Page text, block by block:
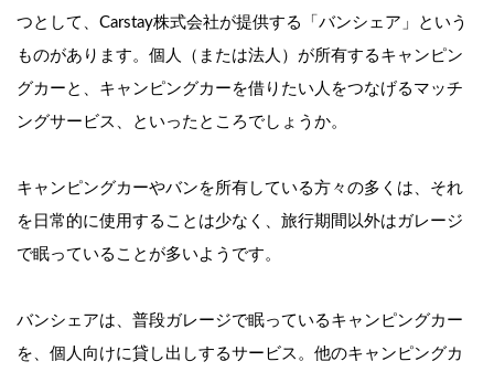
つとして、Carstay株式会社が提供する「バンシェア」という
ものがあります。個人（または法人）が所有するキャンピン
グカーと、キャンピングカーを借りたい人をつなげるマッチ
ングサービス、といったところでしょうか。
キャンピングカーやバンを所有している方々の多くは、それ
を日常的に使用することは少なく、旅行期間以外はガレージ
で眠っていることが多いようです。
バンシェアは、普段ガレージで眠っているキャンピングカー
を、個人向けに貸し出しするサービス。他のキャンピングカ